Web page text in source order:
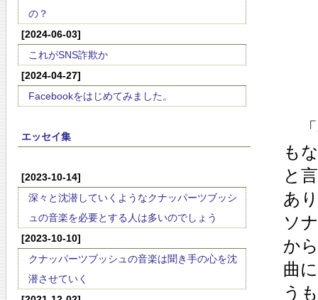
の？
[2024-06-03]
これがSNS詐欺か
[2024-04-27]
Facebookをはじめてみました。
エッセイ集
[2023-10-14]
深々と沈潜していくようなクナッパーツブッシ
ュの音楽を必要とする人は多いのでしょう
[2023-10-10]
クナッパーツブッシュの音楽は聞き手の心を沈
潜させていく
「
も
と
あ
ソ
か
曲
う